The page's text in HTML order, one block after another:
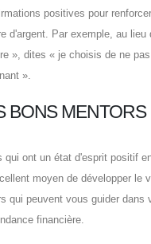
positives pour
d'argent. Par exemple, au lieu
», dites « je choisis de ne
».
BONS MENTORS
qui ont un état d'esprit positif
moyen de développer le
qui peuvent vous guider dans
financière.